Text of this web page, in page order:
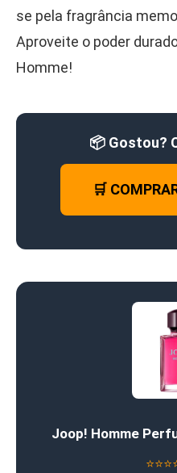
se pela fragrância
Aproveite o poder
Homme!
📦 Gostou?
🛒
Joop! Homme